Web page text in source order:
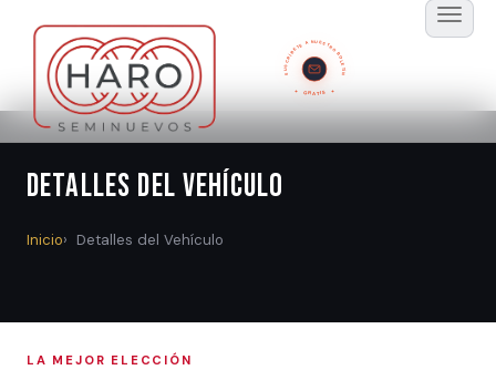
SUSCRÍBETE A NUESTRO BOLETÍN
GRATIS
Detalles del Vehículo
Inicio Detalles del Vehículo
LA MEJOR ELECCIÓN